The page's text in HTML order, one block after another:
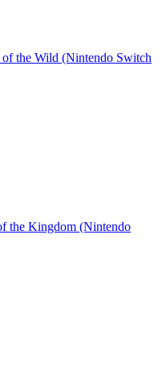
the Wild (Nintendo Switch
the Kingdom (Nintendo